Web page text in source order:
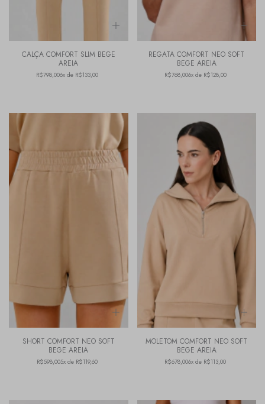
CALÇA COMFORT SLIM BEGE
AREIA
R$798,006x de R$133,00
REGATA COMFORT NEO SOFT
BEGE AREIA
R$768,006x de R$128,00
SHORT COMFORT NEO SOFT
BEGE AREIA
R$598,005x de R$119,60
MOLETOM COMFORT NEO SOFT
BEGE AREIA
R$678,006x de R$113,00